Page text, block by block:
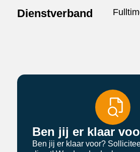
Dienstverband
Ben jij er klaar
Ben jij er klaar voor?